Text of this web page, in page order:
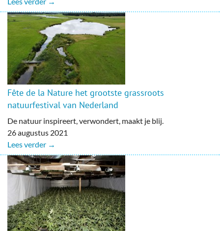
Fête de la Nature het grootste grassroots
natuurfestival van Nederland
De natuur inspireert, verwondert, maakt je blij.
26 augustus 2021
Lees verder →